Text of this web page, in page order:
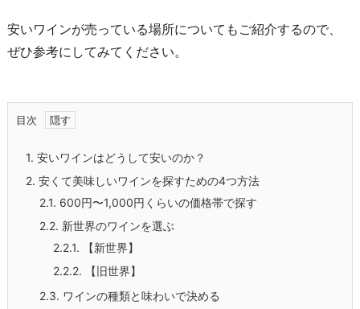
安いワインが売っている場所についてもご紹介するので、
ぜひ参考にしてみてください。
目次
1. 安いワインはどうして安いのか？
2. 安くて美味しいワインを探すための4つ方法
2.1. 600円〜1,000円くらいの価格帯で探す
2.2. 新世界のワインを選ぶ
2.2.1. 【新世界】
2.2.2. 【旧世界】
2.3. ワインの種類と味わいで決める